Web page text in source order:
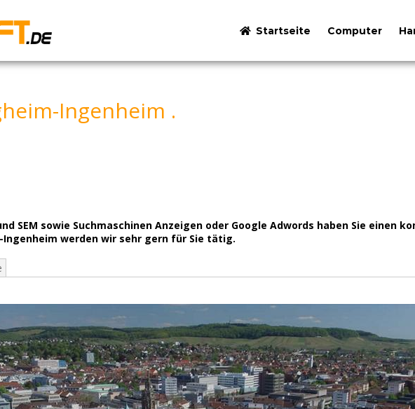
Startseite Computer
Ingenheim .
SEM sowie Suchmaschinen Anzeigen oder Google Adwords haben Sie einen
-Ingenheim werden wir sehr gern für Sie tätig.